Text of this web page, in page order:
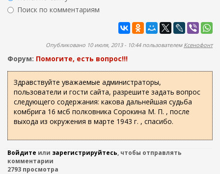
р
о
и
с
к
а
Поиск по комментариям
Опубликовано 10 июля, 2013 - 10:44 пользователем Ксенофонт
Форум: Помогите, есть вопрос!!!
Здравствуйте уважаемые администраторы,
пользователи и гости сайта, разрешите задать вопрос
следующего содержания: какова дальнейшая судьба
комбрига 16 мсб полковника Сорокина М. П. , после
выхода из окружения в марте 1943 г. , спасибо.
Войдите или зарегистрируйтесь, чтобы отправлять
комментарии
2793 просмотра